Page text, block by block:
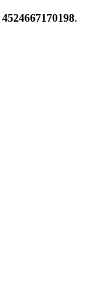
4524667170198.